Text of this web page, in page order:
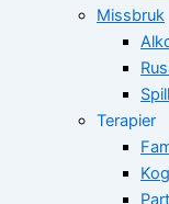
Missbruk
Terapier